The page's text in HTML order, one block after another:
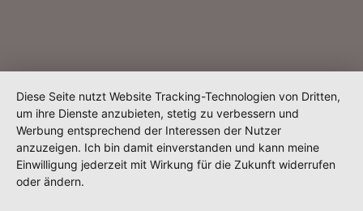
Diese Seite nutzt Website Tracking-Technologien von Dritten,
um ihre Dienste anzubieten, stetig zu verbessern und
Werbung entsprechend der Interessen der Nutzer
anzuzeigen. Ich bin damit einverstanden und kann meine
Einwilligung jederzeit mit Wirkung für die Zukunft widerrufen
oder ändern.